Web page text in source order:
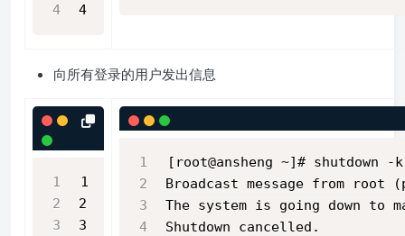
4
向所有登录的用户发出信息
1
2
3
[root@ansheng ~]# shutdown -
Broadcast message from
The system is going down to
Shutdown cancelled.